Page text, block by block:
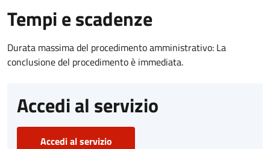
Tempi e scadenze
Durata massima del procedimento amministrativo: La
conclusione del procedimento è immediata.
Accedi al servizio
Accedi al servizio